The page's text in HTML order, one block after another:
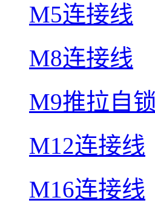
M5连接线
M8连接线
M9推拉自锁
M12连接线
M16连接线